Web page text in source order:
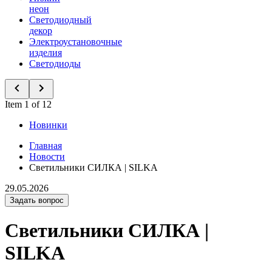
неон
Светодиодный
декор
Электроустановочные
изделия
Светодиоды
Item 1 of 12
Новинки
Главная
Новости
Светильники СИЛКА | SILKA
29.05.2026
Задать вопрос
Светильники СИЛКА |
SILKA